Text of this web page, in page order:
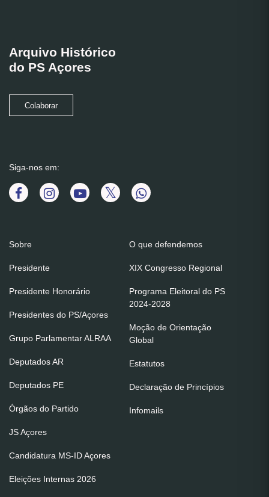
Arquivo Histórico
do PS Açores
Colaborar
Siga-nos em:
Sobre
Presidente
Presidente Honorário
Presidentes do PS/Açores
Grupo Parlamentar ALRAA
Deputados AR
Deputados PE
Órgãos do Partido
JS Açores
Candidatura MS-ID Açores
Eleições Internas 2026
O que defendemos
XIX Congresso Regional
Programa Eleitoral do PS
2024-2028
Moção de Orientação
Global
Estatutos
Declaração de Princípios
Infomails